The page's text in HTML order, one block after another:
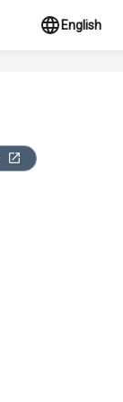
English